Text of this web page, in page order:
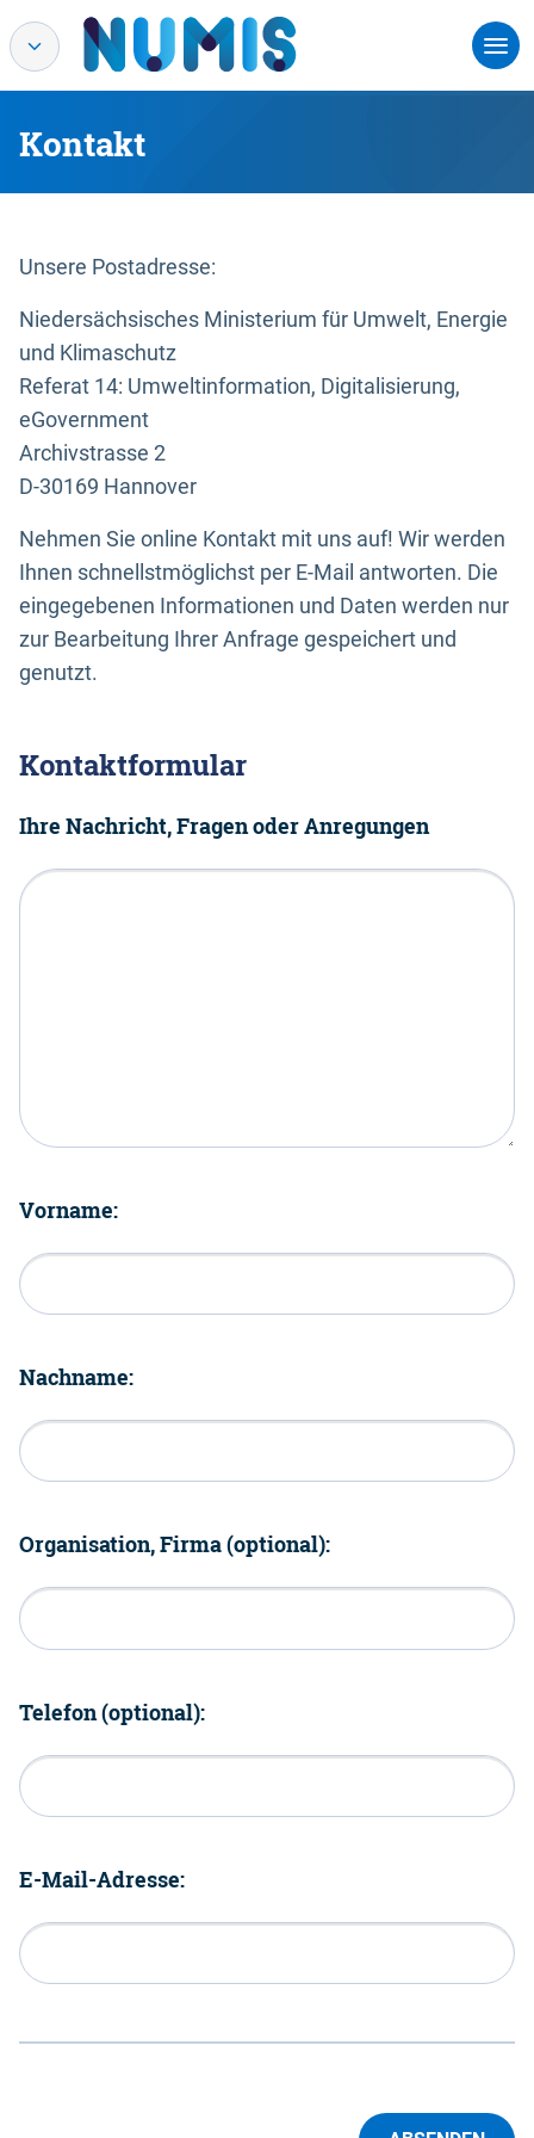
Kontakt
Unsere Postadresse:
Niedersächsisches Ministerium für Umwelt, Energie
und Klimaschutz
Referat 14: Umweltinformation, Digitalisierung,
eGovernment
Archivstrasse 2
D-30169 Hannover
Nehmen Sie online Kontakt mit uns auf! Wir werden
Ihnen schnellstmöglichst per E-Mail antworten. Die
eingegebenen Informationen und Daten werden nur
zur Bearbeitung Ihrer Anfrage gespeichert und
genutzt.
Kontaktformular
Ihre Nachricht, Fragen oder Anregungen
Vorname:
Nachname:
Organisation, Firma (optional):
Telefon (optional):
E-Mail-Adresse: